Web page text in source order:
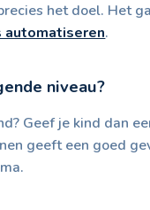
het doel. Het
.
niveau?
Geef je kind dan
geeft een goed